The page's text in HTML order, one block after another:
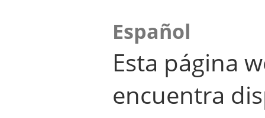
Español
Esta página
encuentra